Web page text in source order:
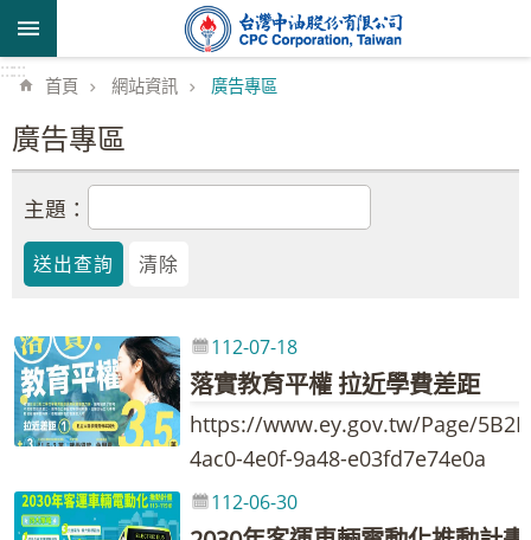
跳到主要內容區塊
::::::
首頁 網站資訊 廣告專區
廣告專區
主題：
落實教育平權 拉近學費差距
112-07-18
https://www.ey.gov.tw/Page/
4ac0-4e0f-9a48-e03fd7e74e0a
112-06-30